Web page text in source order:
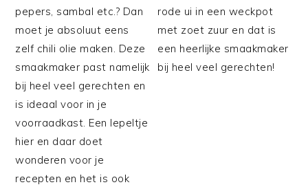
pepers, sambal etc.? Dan
moet je absoluut eens
zelf chili olie maken. Deze
smaakmaker past namelijk
bij heel veel gerechten en
is ideaal voor in je
voorraadkast. Een lepeltje
hier en daar doet
wonderen voor je
recepten en het is ook
rode ui in een weckpot
met zoet zuur en dat is
een heerlijke smaakmaker
bij heel veel gerechten!